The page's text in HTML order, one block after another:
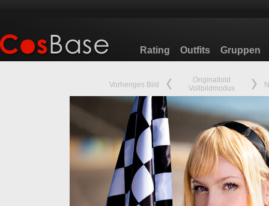
Rating Outfits Gruppen
Vorheriges Bild
Originalbild
Vollbildmodus